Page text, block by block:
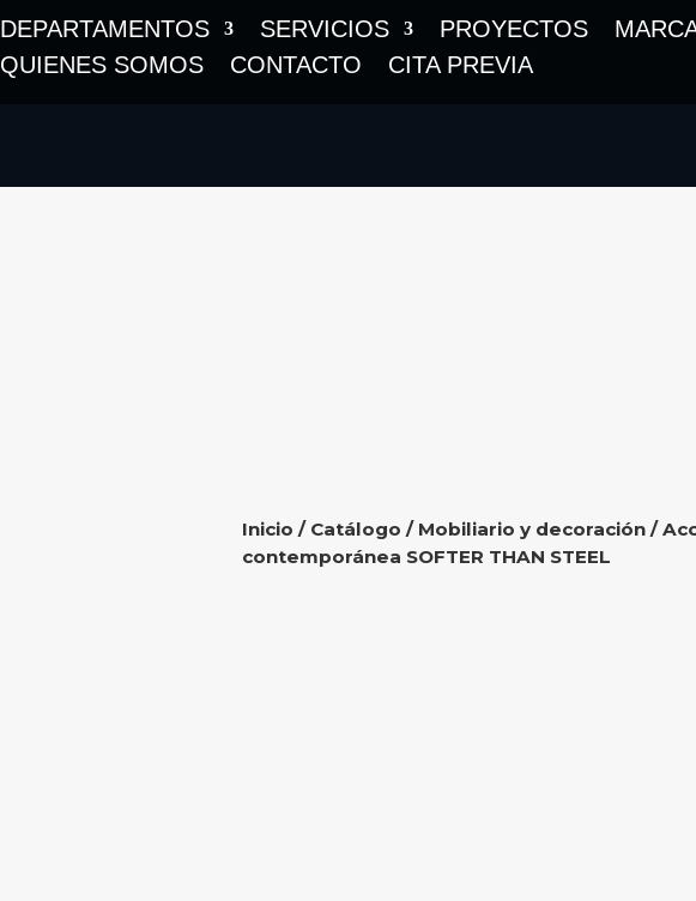
DEPARTAMENTOS SERVICIOS PROYECTOS
QUIENES SOMOS
CONTACTO CITA PREVIA
Inicio / Catálogo / Mobiliario y decoración/
contemporánea SOFTER THAN STEEL